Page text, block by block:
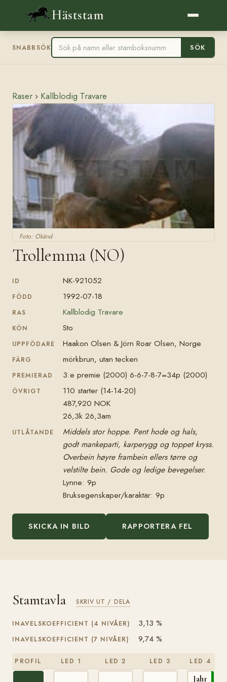
Häststam
SNABBSÖK SÖK
Raser › Kallblodig Travare
Foto: Okänd
Trollemma (NO)
ID NK-921052
FÖDD 1992-07-18
RAS Kallblodig Travare
KÖN Sto
UPPFÖDARE Haakon Olsen & Jörn Roar Olsen, Norge
FÄRG mörkbrun, utan tecken
PREMIERAD 3:e premie (2000) 6-6-7-8-7=34p (2000)
ÖVRIGT
110 starter (14-14-20)
487,920 NOK
26,3k 26,3am
UTLÅTANDE
Middels stor hoppe. Pent hode og hals,
godt mankeparti, karperygg og toppet kryss.
Overbein høyre frambein ellers tørre og
velstilte bein. Gode og ledige bevegelser.
Lynne: 9p
Bruksegenskaper/karaktär: 9p
SKICKA IN BILD RAPPORTERA FEL
Stamtavla SKRIV UT / DELA
INAVELSKOEFFICIENT (4 NIVÅER) 3,13 %
INAVELSKOEFFICIENT (7 NIVÅER) 9,74 %
PROFIL LED 1 LED 2 LED 3 LED 4
Jahn